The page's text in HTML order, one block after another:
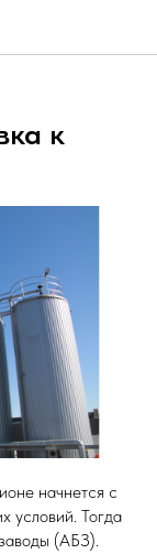
к
начнется с
условий. Тогда
(АБЗ).